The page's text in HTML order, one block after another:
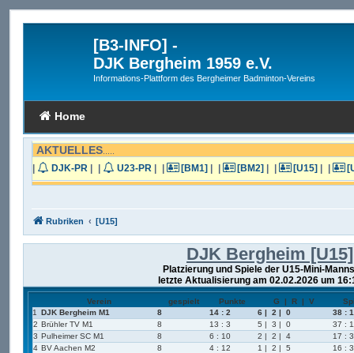
[B3-INFO] -
DJK Bergheim 1959 e.V.
Informations-Plattform des Bergheimer Badminton-Vereins
Home
AKTUELLES
| DJK-PR | | U23-PR | | [BM1] | | [BM2] | | [U15] | |
Rubriken [U15]
DJK Bergheim [U15]
Platzierung und Spiele der U15-Mini-
letzte Aktualisierung am 02.02.2026 um
Verein gespielt Punkte G | R | V
1
DJK Bergheim M1 8 14 : 2 6 | 2 | 0
38 :
2 Brühler TV M1 8 13 : 3 5 | 3 | 0
37 :
3 Pulheimer SC M1 8 6 : 10 2 | 2 | 4
17 :
4 BV Aachen M2 8 4 : 12 1 | 2 | 5
16 :